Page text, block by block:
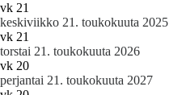
vk 21
keskiviikko 21. toukokuuta 2025
vk 21
torstai 21. toukokuuta 2026
vk 20
perjantai 21. toukokuuta 2027